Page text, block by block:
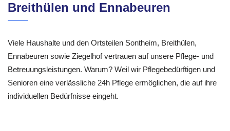
Breithülen und Ennabeuren
Viele Haushalte und den Ortsteilen Sontheim, Breithülen,
Ennabeuren sowie Ziegelhof vertrauen auf unsere Pflege- und
Betreuungsleistungen. Warum? Weil wir Pflegebedürftigen und
Senioren eine verlässliche 24h Pflege ermöglichen, die auf ihre
individuellen Bedürfnisse eingeht.